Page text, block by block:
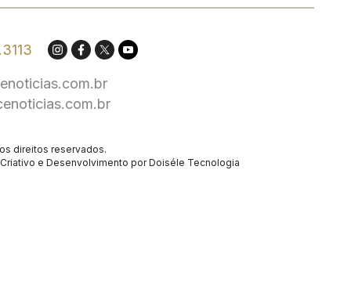
direitos reservados.
e Desenvolvimento porDoiséle Tecnologia